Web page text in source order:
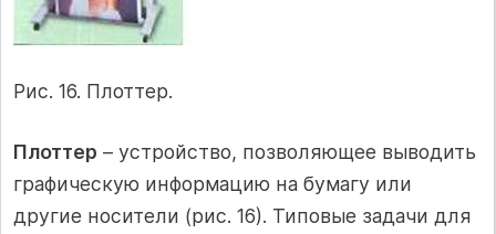
Рис. 16. Плоттер.
Плоттер – устройство, позволяющее выводить
графическую информацию на бумагу или
другие носители (рис. 16). Типовые задачи для